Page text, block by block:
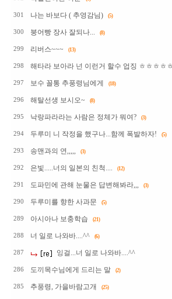
301 나는 바보다 ( 추영감님) (5)
300 붕어빵 장사 잘되나... (8)
299 리버스~~~ (13)
298 해타라 보아라 넌 이런거 할수 업징 ㅎㅎㅎㅎ
297 보수 꼴통 추풍령님에게 (18)
296 해탈선생 보시오~ (8)
295 낙랑파라라는 사람은 정체가 뭐여? (3)
294 두루미 니 작정을 했구나...함께 폭발하자! (5)
293 송맨과의 연,,,,, (3)
292 은빛.....너의 일본의 친척.... (12)
291 도파민에 관해 눈물은 답변해봐라,,, (3)
290 두루미를 향한 사과문 (5)
289 아시아나 보충학습 (21)
288 너 일로 나와바....^^ (6)
287 잉걸...너 일로 나와바....^^
286 도끼목수님에게 드리는 말 (2)
285 추풍령, 가을바람고개 (25)